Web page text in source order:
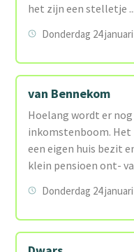
het zijn een stelletje
Donderdag 24 januari
van Bennekom
Hoelang wordt er
inkomstenboom. Het
een eigen huis bezit
klein pensioen ont-
Donderdag 24 januari